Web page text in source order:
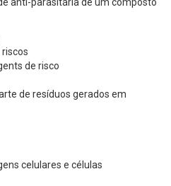
de risco
de resíduos gerados em
celulares e células